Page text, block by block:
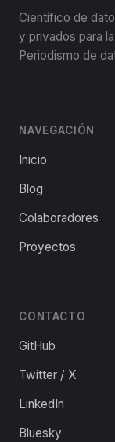
Científico de
y privados para
Periodismo de
NAVEGACIÓN
Inicio
Blog
Colaboradores
Proyectos
CONTACTO
GitHub
Twitter / X
LinkedIn
Bluesky